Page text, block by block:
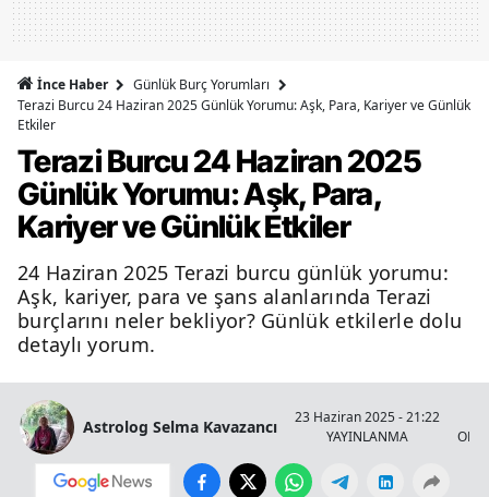
İnce Haber
Günlük Burç Yorumları
Terazi Burcu 24 Haziran 2025 Günlük Yorumu: Aşk, Para, Kariyer ve Günlük
Etkiler
Terazi Burcu 24 Haziran 2025
Günlük Yorumu: Aşk, Para,
Kariyer ve Günlük Etkiler
24 Haziran 2025 Terazi burcu günlük yorumu:
Aşk, kariyer, para ve şans alanlarında Terazi
burçlarını neler bekliyor? Günlük etkilerle dolu
detaylı yorum.
Astrolog Selma Kavazancı
23 Haziran 2025 - 21:22
YAYINLANMA